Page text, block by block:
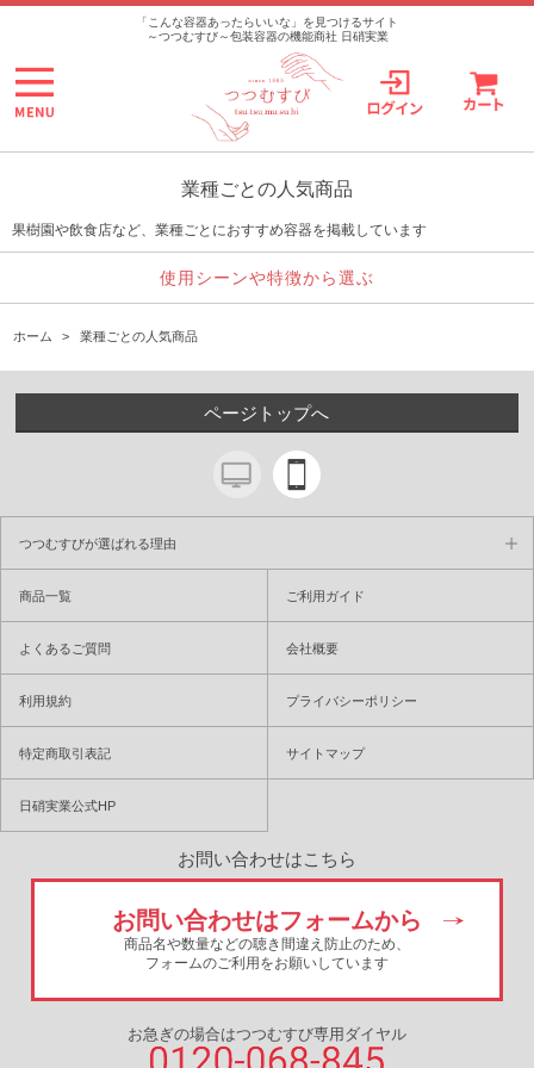
>
「こんな容器あったらいいな」を見つけるサイト
～つつむすび～包装容器の機能商社 日硝実業
業種ごとの人気商品
果樹園や飲食店など、業種ごとにおすすめ容器を掲載しています
使用シーンや特徴から選ぶ
ホーム > 業種ごとの人気商品
ページトップへ
つつむすびが選ばれる理由
商品一覧 ご利用ガイド
よくあるご質問 会社概要
利用規約 プライバシーポリシー
特定商取引表記 サイトマップ
日硝実業公式HP
お問い合わせはこちら
お問い合わせはフォームから
商品名や数量などの聴き間違え防止のため、
フォームのご利用をお願いしています
お急ぎの場合はつつむすび専用ダイヤル